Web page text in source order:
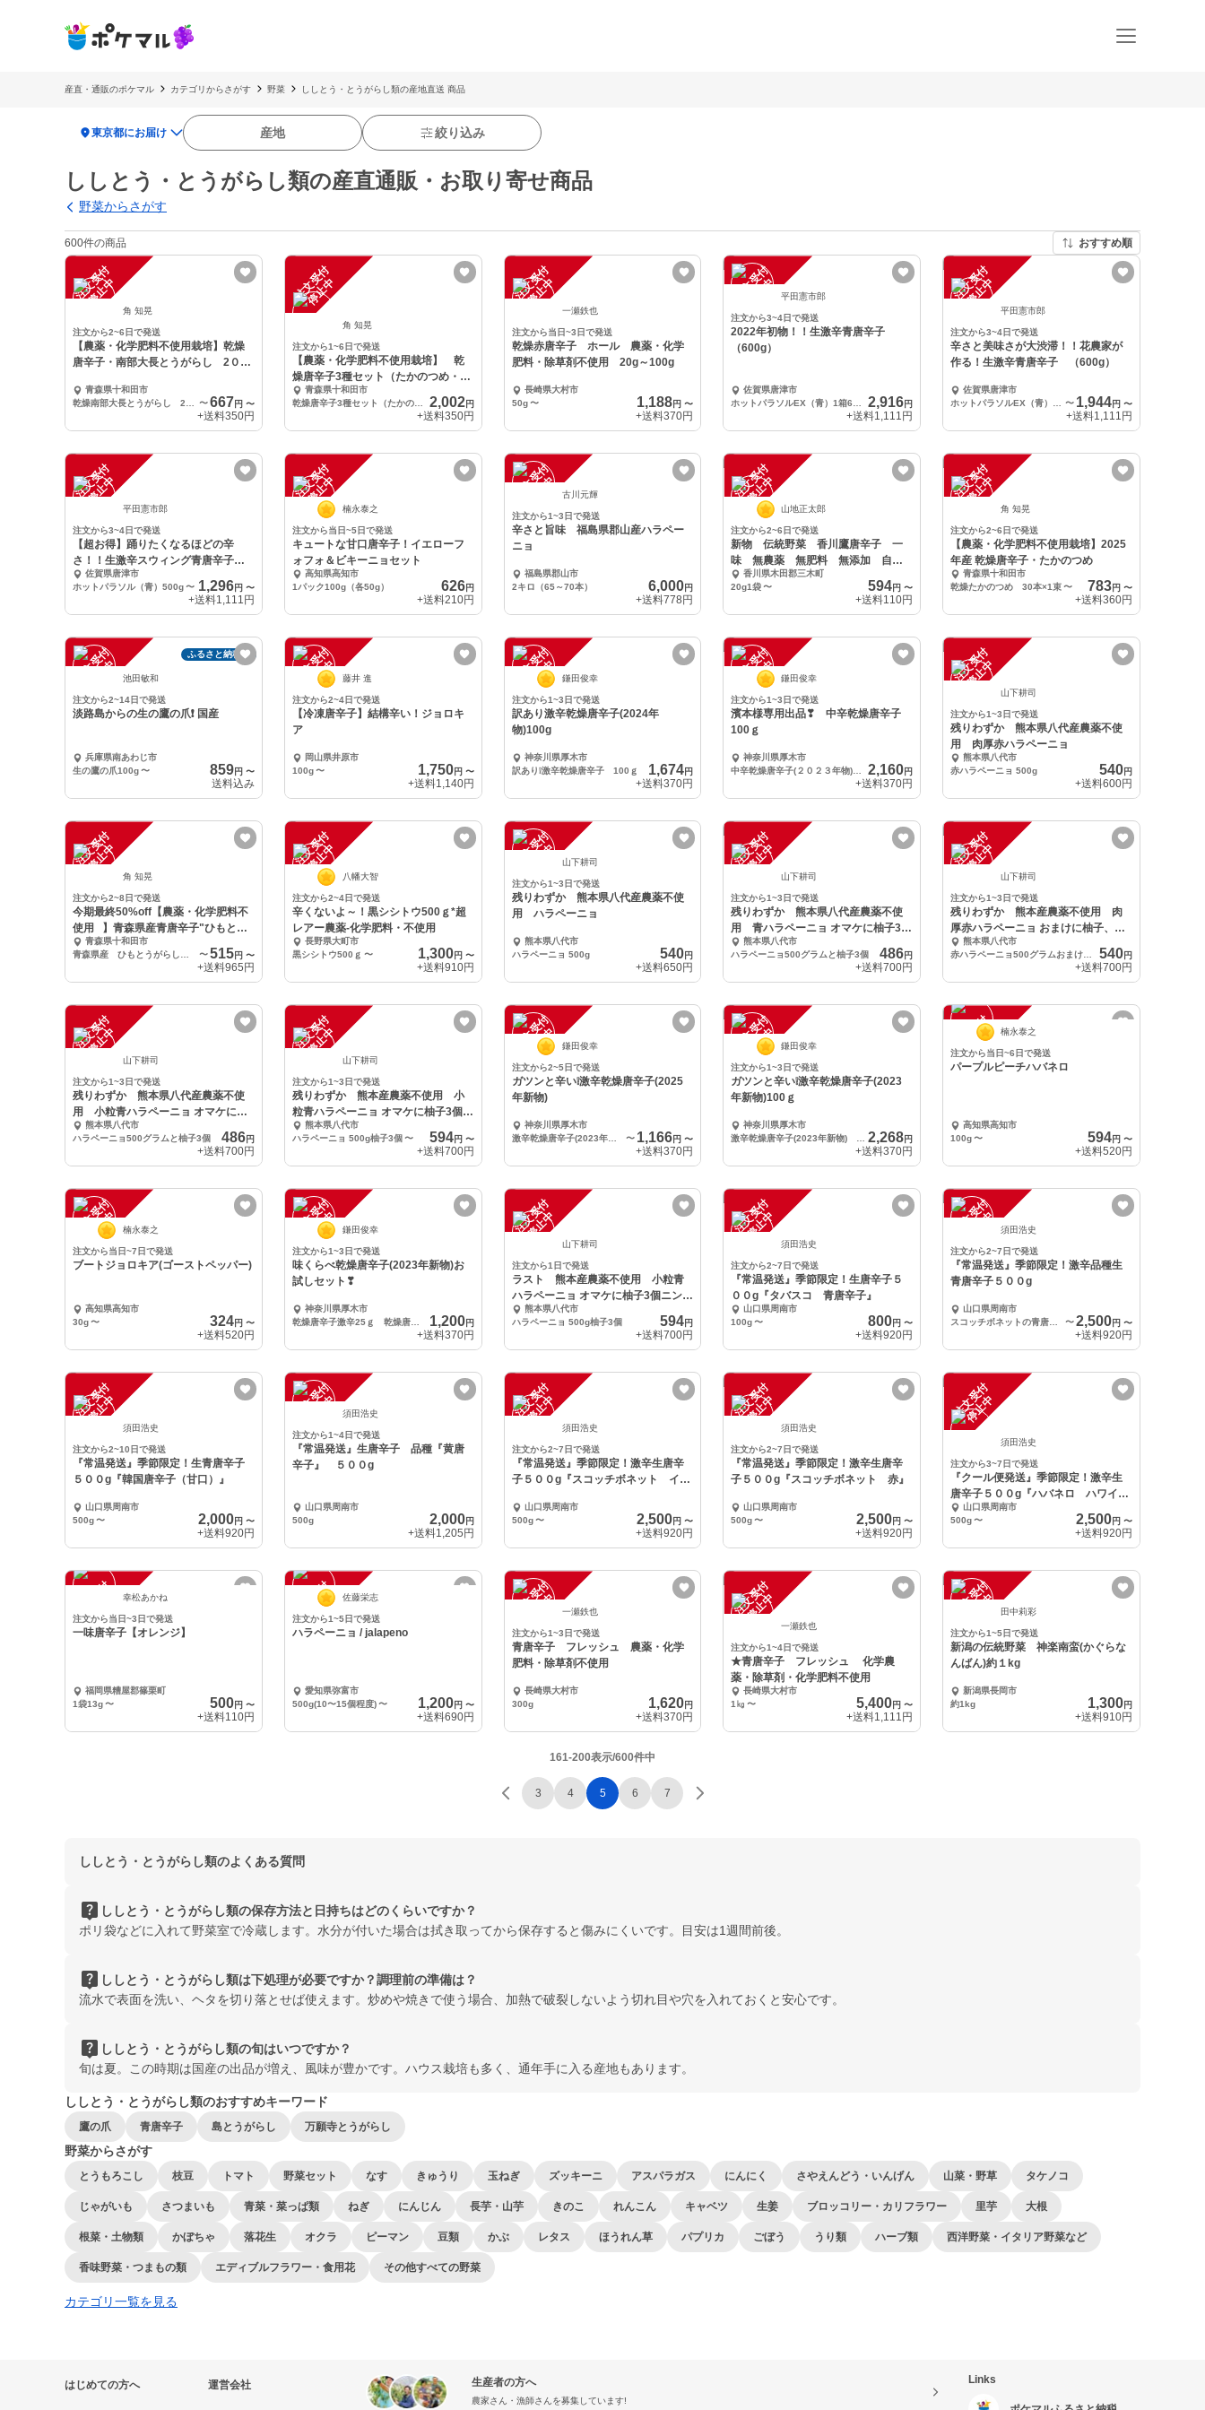
産直・通販のポケマル カテゴリからさがす 野菜 ししとう・とうがらし類の産地直送 商品
location_on東京都にお届け 産地 絞り込み
ししとう・とうがらし類の産直通販・お取り寄せ商品
野菜からさがす
600件の商品 おすすめ順
注
文
受
付
停
止
中
角 知晃
注文から2~6日で発送
【農薬・化学肥料不使用栽培】乾燥
唐辛子・南部大長とうがらし 2０本
青森県十和田市
〜 667 円 〜
+送料350円
注
文
受
付
停
止
中
角 知晃
注文から1~6日で発送
【農薬・化学肥料不使用栽培】 乾
燥唐辛子3種セット（たかのつめ・南
部大長・ひも）
青森県十和田市
乾燥唐辛子3種セット（たかのつめ・南部大長・ひも）
2,002円
+送料350円
注
文
受
付
停
止
中
一瀬鉄也
注文から当日~3日で発送
乾燥赤唐辛子 ホール 農薬・化学
肥料・除草剤不使用 20g～100g
長崎県大村市
50g 〜 1,188円〜
+送料370円
注
文
受
付
停
止
中 平田憲市郎
注文から3~4日で発送
2022年初物！！生激辛青唐辛子
（600g）
佐賀県唐津市
2,916円
+送料1,111円
注
文
受
付
停
止
中
平田憲市郎
注文から3~4日で発送
辛さと美味さが大渋滞！！花農家が
作る！生激辛青唐辛子 （600g）
佐賀県唐津市
〜 1,944円 〜
+送料1,111円
注
文
受
付
停
止
中
平田憲市郎
注文から3~4日で発送
【超お得】踊りたくなるほどの辛
さ！！生激辛スウィング青唐辛子
（500g）
佐賀県唐津市
ホットパラソル（青）500g〜 1,296円 〜
+送料1,111円
注
文
受
付
停
止
中
楠永泰之
注文から当日~5日で発送
キュートな甘口唐辛子！イエローフ
ォフォ＆ビキーニョセット
高知県高知市
1パック100g（各50g）
626円
+送料210円
注
文
受
付
停
止
中 古川元輝
注文から1~3日で発送
辛さと旨味 福島県郡山産ハラペー
ニョ
福島県郡山市
2キロ（65～70本）
6,000円
+送料778円
注
文
受
付
停
止
中
山地正太郎
注文から2~6日で発送
新物 伝統野菜 香川鷹唐辛子 一
味 無農薬 無肥料 無添加 自家
採取香川県木田郡三木町
20g1袋 〜 594円〜
+送料110円
注
文
受
付
停
止
中
角 知晃
注文から2~6日で発送
【農薬・化学肥料不使用栽培】2025
年産 乾燥唐辛子・たかのつめ
青森県十和田市
乾燥たかのつめ 30本×1束〜 783円 〜
+送料360円
注
文
受
付
停
止
中
ふるさと納税可
池田敏和
注文から2~14日で発送
淡路島からの生の鷹の爪❗️ 国産
兵庫県南あわじ市
生の鷹の爪100g〜 859円 〜
送料込み
注
文
受
付
停
止
中 藤井 進
注文から2~4日で発送
【冷凍唐辛子】結構辛い！ジョロキ
ア
岡山県井原市
100g 〜 1,750円 〜
+送料1,140円
注
文
受
付
停
止
中 鎌田俊幸
注文から1~3日で発送
訳あり激辛乾燥唐辛子(2024年
物)100g
神奈川県厚木市
訳あり❕激辛乾燥唐辛子 100ｇ
1,674円
+送料370円
注
文
受
付
停
止
中 鎌田俊幸
注文から1~3日で発送
濱本様専用出品❣ 中辛乾燥唐辛子
100ｇ
神奈川県厚木市
2,160円
+送料370円
注
文
受
付
停
止
中
山下耕司
注文から1~3日で発送
残りわずか 熊本県八代産農薬不使
用 肉厚赤ハラペーニョ
熊本県八代市
赤ハラペーニョ 500g
540円
+送料600円
注
文
受
付
停
止
中
角 知晃
注文から2~8日で発送
今期最終50%off【農薬・化学肥料不
使用⠀】青森県産青唐辛子"ひもとう
がらし
青森県十和田市
〜 515円 〜
+送料965円
注
文
受
付
停
止
中
八幡大智
注文から2~4日で発送
辛くないよ～！黒シシトウ500ｇ*超
レアー農薬‐化学肥料・不使用
長野県大町市
黒シシトウ500ｇ 〜 1,300円 〜
+送料910円
注
文
受
付
停
止
中 山下耕司
注文から1~3日で発送
残りわずか 熊本県八代産農薬不使
用 ハラペーニョ
熊本県八代市
ハラペーニョ 500g
540円
+送料650円
注
文
受
付
停
止
中
山下耕司
注文から1~3日で発送
残りわずか 熊本県八代産農薬不使
用 青ハラペーニョ オマケに柚子3個
つけます
熊本県八代市
ハラペーニョ500グラムと柚子3個
486円
+送料700円
注
文
受
付
停
止
中
山下耕司
注文から1~3日で発送
残りわずか 熊本産農薬不使用 肉
厚赤ハラペーニョ おまけに柚子、ニ
ンニク付き
熊本県八代市
540円
+送料700円
注
文
受
付
停
止
中
山下耕司
注文から1~3日で発送
残りわずか 熊本県八代産農薬不使
用 小粒青ハラペーニョ オマケに柚
子3個熊本県八代市
ハラペーニョ500グラムと柚子3個
486円
+送料700円
注
文
受
付
停
止
中
山下耕司
注文から1~3日で発送
残りわずか 熊本産農薬不使用 小
粒青ハラペーニョ オマケに柚子3個ニ
ンニク
熊本県八代市
ハラペーニョ 500g柚子3個 〜 594円 〜
+送料700円
注
文
受
付
停
止
中 鎌田俊幸
注文から2~5日で発送
ガツンと辛い❕激辛乾燥唐辛子(2025
年新物)
神奈川県厚木市
激辛乾燥唐辛子(2023年新物) 50ｇ
〜 1,166円〜
+送料370円
注
文
受
付
停
止
中 鎌田俊幸
注文から1~3日で発送
ガツンと辛い❕激辛乾燥唐辛子(2023
年新物)100ｇ
神奈川県厚木市
2,268円
+送料370円
注
文
受
付
停
止
中 楠永泰之
注文から当日~6日で発送
パープルピーチハバネロ
高知県高知市
100g〜 594円 〜
+送料520円
注
文
受
付
停
止
中 楠永泰之
注文から当日~7日で発送
ブートジョロキア(ゴーストペッパー)
高知県高知市
30g〜 324円 〜
+送料520円
注
文
受
付
停
止
中 鎌田俊幸
注文から1~3日で発送
味くらべ乾燥唐辛子(2023年新物)お
試しセット❣
神奈川県厚木市
乾燥唐辛子激辛25ｇ 乾燥唐辛子中辛25ｇ
1,200円
+送料370円
注
文
受
付
停
止
中
山下耕司
注文から1日で発送
ラスト 熊本産農薬不使用 小粒青
ハラペーニョ オマケに柚子3個ニンニ
ク 熊本県八代市
ハラペーニョ 500g柚子3個
594円
+送料700円
注
文
受
付
停
止
中
須田浩史
注文から2~7日で発送
『常温発送』季節限定！生唐辛子５
００g『タバスコ 青唐辛子』
山口県周南市
100g 〜 800円〜
+送料920円
注
文
受
付
停
止
中 須田浩史
注文から2~7日で発送
『常温発送』季節限定！激辛品種生
青唐辛子５００g
山口県周南市
〜2,500円 〜
+送料920円
注
文
受
付
停
止
中
須田浩史
注文から2~10日で発送
『常温発送』季節限定！生青唐辛子
５００g『韓国唐辛子（甘口）』
山口県周南市
500g〜 2,000円 〜
+送料920円
注
文
受
付
停
止
中 須田浩史
注文から1~4日で発送
『常温発送』生唐辛子 品種『黄唐
辛子』 ５００g
山口県周南市
500g
2,000円
+送料1,205円
注
文
受
付
停
止
中
須田浩史
注文から2~7日で発送
『常温発送』季節限定！激辛生唐辛
子５００g『スコッチボネット イエ
山口県周南市
500g 〜 2,500円〜
+送料920円
注
文
受
付
停
止
中
須田浩史
注文から2~7日で発送
『常温発送』季節限定！激辛生唐辛
子５００g『スコッチボネット 赤』
山口県周南市
500g 〜 2,500円〜
+送料920円
注
文
受
付
停
止
中
須田浩史
注文から3~7日で発送
『クール便発送』季節限定！激辛生
唐辛子５００g『ハバネロ ハワイア
ンビーチ 赤』
山口県周南市
500g〜 2,500円 〜
+送料920円
注
文
受
付
停
止
中 幸松あかね
注文から当日~3日で発送
一味唐辛子【オレンジ】
福岡県糟屋郡篠栗町
1袋13g〜 500円 〜
+送料110円
注
文
受
付
停
止
中 佐藤栄志
注文から1~5日で発送
ハラペーニョ / jalapeno
愛知県弥富市
500g(10〜15個程度) 〜 1,200円 〜
+送料690円
注
文
受
付
停
止
中 一瀬鉄也
注文から1~3日で発送
青唐辛子 フレッシュ 農薬・化学
肥料・除草剤不使用
長崎県大村市
300g
1,620円
+送料370円
注
文
受
付
停
止
中
一瀬鉄也
注文から1~4日で発送
★青唐辛子 フレッシュ 化学農
薬・除草剤・化学肥料不使用
長崎県大村市
1㎏ 〜 5,400円〜
+送料1,111円
注
文
受
付
停
止
中 田中莉彩
注文から1~5日で発送
新潟の伝統野菜 神楽南蛮(かぐらな
んばん)約１kg
新潟県長岡市
約1kg
1,300円
+送料910円
161-200表示/600件中
3 4 5 6 7
ししとう・とうがらし類のよくある質問
live_help ししとう・とうがらし類の保存方法と日持ちはどのくらいですか？
ポリ袋などに入れて野菜室で冷蔵します。水分が付いた場合は拭き取ってから保存すると傷みにくいです。目安は1週間前後。
live_help ししとう・とうがらし類は下処理が必要ですか？調理前の準備は？
流水で表面を洗い、ヘタを切り落とせば使えます。炒めや焼きで使う場合、加熱で破裂しないよう切れ目や穴を入れておくと安心です。
live_help ししとう・とうがらし類の旬はいつですか？
旬は夏。この時期は国産の出品が増え、風味が豊かです。ハウス栽培も多く、通年手に入る産地もあります。
ししとう・とうがらし類のおすすめキーワード
鷹の爪 青唐辛子 島とうがらし 万願寺とうがらし
野菜からさがす
とうもろこし 枝豆 トマト 野菜セット なす きゅうり 玉ねぎ ズッキーニ アスパラガス にんにく さやえんどう・いんげん 山菜・野草 タケノコ
じゃがいも さつまいも 青菜・菜っぱ類 ねぎ にんじん 長芋・山芋 きのこ れんこん キャベツ 生姜 ブロッコリー・カリフラワー 里芋 大根
根菜・土物類 かぼちゃ 落花生 オクラ ピーマン 豆類 かぶ レタス ほうれん草 パプリカ ごぼう うり類 ハーブ類 西洋野菜・イタリア野菜など
香味野菜・つまもの類 エディブルフラワー・食用花 その他すべての野菜
カテゴリ一覧を見る
はじめての方へ 運営会社 生産者の方へ
農家さん・漁師さんを募集しています!
Links